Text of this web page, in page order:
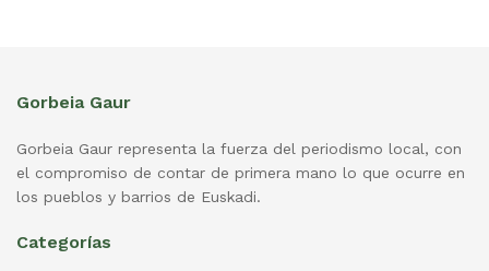
Gorbeia Gaur
Gorbeia Gaur representa la fuerza del periodismo local, con
el compromiso de contar de primera mano lo que ocurre en
los pueblos y barrios de Euskadi.
Categorías